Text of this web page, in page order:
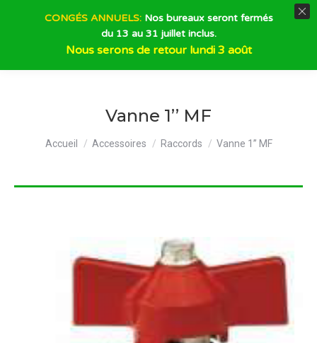
Vanne 1’’ MF
Vous êtes ici :
Accueil Accessoires Raccords Vanne 1’’ MF
CONGÉS ANNUELS:Nos bureaux seront fermés
du 13 au 31 juillet inclus.
Nous serons de retour lundi 3 août